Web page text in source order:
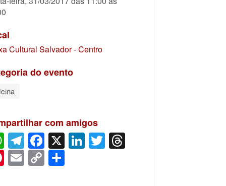
Cultural Salvador - Centro
do evento
com amigos
WhatsApp
Telegram
Facebook
X LinkedIn
Twitter
Pinterest
Email
Copy
Link